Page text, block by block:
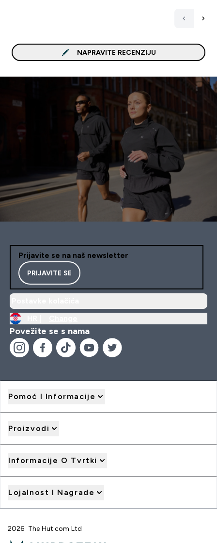
NAPRAVITE RECENZIJU
Prijavite se na naš newsletter
PRIJAVITE SE
Povežite se s nama
Pomoć I Informacije
Proizvodi
Informacije O Tvrtki
Lojalnost I Nagrade
2026 The Hut.com Ltd